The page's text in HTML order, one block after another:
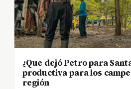
¿Que dejó Petro para
productiva para los
región